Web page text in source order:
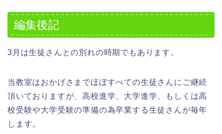
編集後記
3月は生徒さんとの別れの時期でもあります。
当教室はおかげさまでほぼすべての生徒さんにご継続
頂いておりますが、高校進学、大学進学、もしくは高
校受験や大学受験の準備の為卒業する生徒さんが毎年
します。